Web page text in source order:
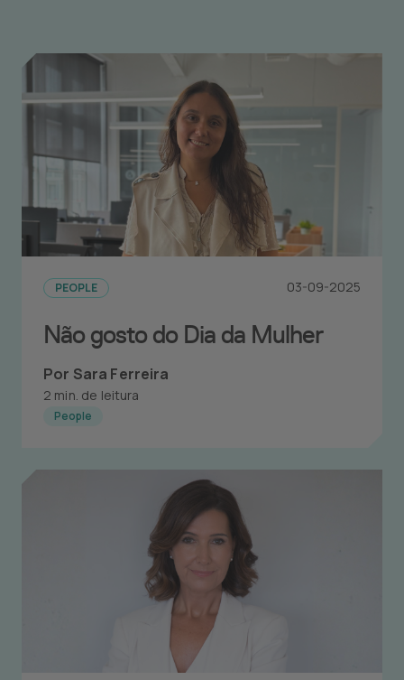
Não gosto do Dia da Mulher
PEOPLE 03-09-2025
Por Sara Ferreira
2 min. de leitura
People